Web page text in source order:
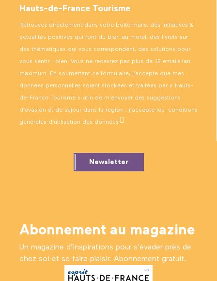
Hauts-de-France Tourisme
Retrouvez directement dans votre boîte mails, des initiatives &
actualités positives qui font du bien au moral, des livrets sur
des thématiques qui vous correspondent, des solutions pour
vous sentir… bien. Vous ne recevrez pas plus de 12 emails/an
maximum. En soumettant ce formulaire, j’accepte que mes
données personnelles soient stockées et traitées par « Hauts-
de-France Tourisme » afin de m’envoyer des suggestions
d’évasion et de séjour dans la région ; j’accepte les conditions
générales d’utilisation des données .
Newsletter
Abonnement au magazine
Un magazine d’inspirations pour s'évader près de
chez soi et se faire plaisir. Abonnement gratuit.